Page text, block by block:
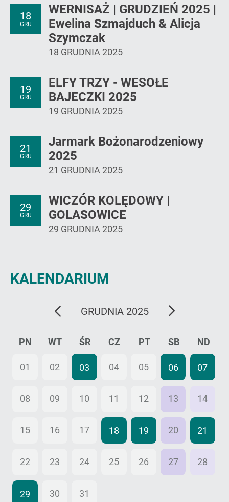
18
GRU
WERNISAŻ | GRUDZIEŃ 2025 |
Ewelina Szmajduch & Alicja
Szymczak
18 GRUDNIA 2025
19
GRU
ELFY TRZY - WESOŁE
BAJECZKI 2025
19 GRUDNIA 2025
21
GRU
Jarmark Bożonarodzeniowy
2025
21 GRUDNIA 2025
29
GRU
WICZÓR KOLĘDOWY |
GOLASOWICE
29 GRUDNIA 2025
KALENDARIUM
poprzedniGRUDNIA 2025
PN WT ŚR CZ PT SB ND
01 02 03 04 05 06 07
08 09 10 11 12 13 14
15 16 17 18 19 20 21
22 23 24 25 26 27 28
29 30 31